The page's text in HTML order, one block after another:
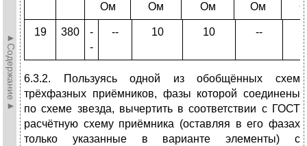
►Содержание►
Ом
Ом
Ом
Ом
19 380
-
-
-- 10 10 --
6.3.2. Пользуясь одной из обобщённых схем
трёхфазных приёмников, фазы которой соединены
по схеме звезда, вычертить в соответствии с ГОСТ
расчётную схему приёмника (оставляя в его фазах
только указанные в варианте элементы) с